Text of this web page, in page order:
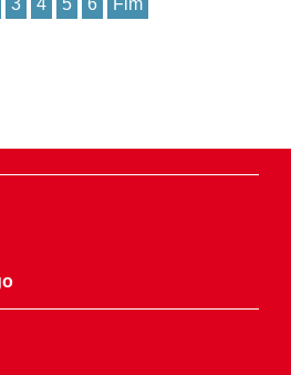
3 4 5 6 Fim